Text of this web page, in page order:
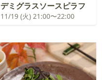
デミグラスソースピラフ
11/19 (火) 21:00〜22:00